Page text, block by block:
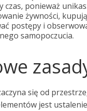
czas, ponieważ
żywności,
postępy i
samopoczucia.
się od
jest